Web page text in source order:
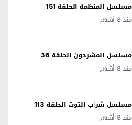
مسلسل المنظمة الحلقة 151
منذ 8 أشهر
مسلسل المشردون الحلقة 36
منذ 8 أشهر
مسلسل شراب التوت الحلقة 113
منذ 8 أشهر